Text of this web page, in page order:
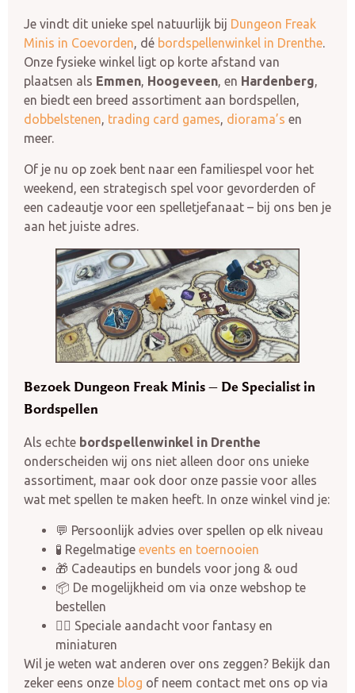
Je vindt dit unieke spel natuurlijk bij Dungeon Freak
Minis in Coevorden, dé bordspellenwinkel in Drenthe.
Onze fysieke winkel ligt op korte afstand van
plaatsen als Emmen, Hoogeveen, en Hardenberg,
en biedt een breed assortiment aan bordspellen,
dobbelstenen, trading card games, diorama’s en
meer.
Of je nu op zoek bent naar een familiespel voor het
weekend, een strategisch spel voor gevorderden of
een cadeautje voor een spelletjefanaat – bij ons ben je
aan het juiste adres.
Bezoek Dungeon Freak Minis – De Specialist in
Bordspellen
Als echte bordspellenwinkel in Drenthe
onderscheiden wij ons niet alleen door ons unieke
assortiment, maar ook door onze passie voor alles
wat met spellen te maken heeft. In onze winkel vind je:
💬 Persoonlijk advies over spellen op elk niveau
🧪 Regelmatige events en toernooien
🎁 Cadeautips en bundels voor jong & oud
📦 De mogelijkheid om via onze webshop te
bestellen
🧙‍♂️ Speciale aandacht voor fantasy en
miniaturen
Wil je weten wat anderen over ons zeggen? Bekijk dan
zeker eens onze blog of neem contact met ons op via